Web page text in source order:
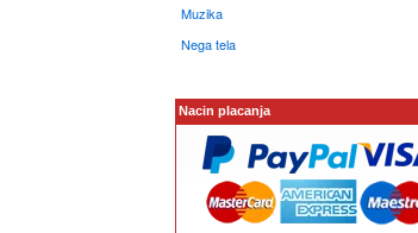
Muzika
Nega tela
Nacin placanja